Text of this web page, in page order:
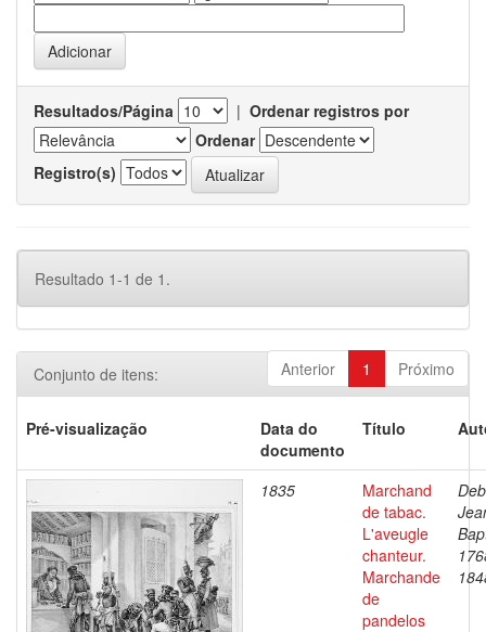
Resultados/Página | Ordenar registros por
Ordenar
Registro(s)
Resultado 1-1 de 1.
Anterior 1 Próximo
Conjunto de itens:
Pré-visualização
Data do
documento
Título
1835
Marchand
de tabac.
L'aveugle
chanteur.
Marchande
de
pandelos